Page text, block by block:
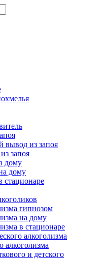
вывод из запоя
запоя
дому
дому
стационаре
гипнозом
на дому
в стационаре
алкоголизма
алкоголизма
и детского